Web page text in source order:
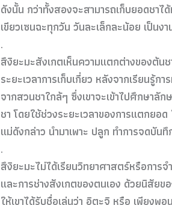
ดังนั้น กว่าทั้งสองจะสามารถเก็บยอดชาไ
เขียวเซนฉะทุกวัน วันละเล็กละน้อย เป็น
.
สึงิยะมะสังเกตเห็นความแตกต่างของต้น
ระยะเวลาการเก็บเกี่ยว หลังจากเรียนรู้
จากสวนชาใกล้ๆ ซึ่งเขาจะเข้าไปศึกษา
ชา โดยใช้ช่วงระยะเวลาของการแตกยอ
แม่ดังกล่าว นำมาเพาะ ปลูก ทำการจดบั
.
สึงิยะมะไม่ได้เรียนวิทยาศาสตร์หรือการ
และการช่างสังเกตของตนเอง ด้วยนิสัย
ให้เขาได้รับชื่อเล่นว่า อิตะจิ หรือ เพียงพอน